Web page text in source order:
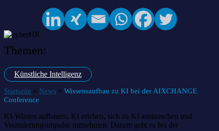
Themen:
Künstliche Intelligenz
Startseite » News » Wissensaufbau zu KI bei der AIXCHANGE
Conference
KI-Wissen aufbauen, KI erleben, sich zu KI austauschen und
Veränderungsimpulse mitnehmen. Darum geht es bei der